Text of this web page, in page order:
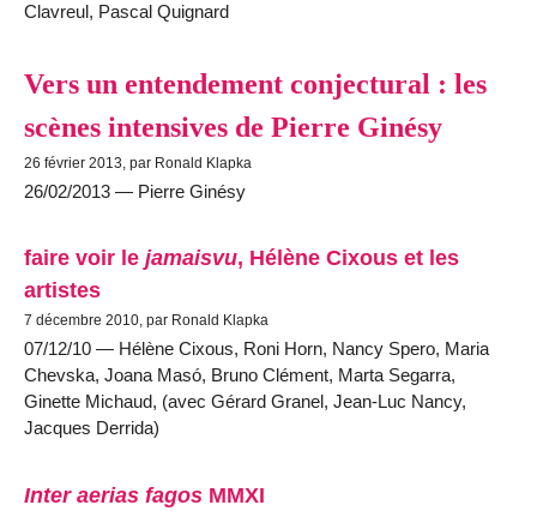
Clavreul, Pascal Quignard
Vers un entendement conjectural : les
scènes intensives de Pierre Ginésy
26 février 2013, par Ronald Klapka
26/02/2013 — Pierre Ginésy
faire voir le jamaisvu, Hélène Cixous et les
artistes
7 décembre 2010, par Ronald Klapka
07/12/10 — Hélène Cixous, Roni Horn, Nancy Spero, Maria
Chevska, Joana Masó, Bruno Clément, Marta Segarra,
Ginette Michaud, (avec Gérard Granel, Jean-Luc Nancy,
Jacques Derrida)
Inter aerias fagos MMXI